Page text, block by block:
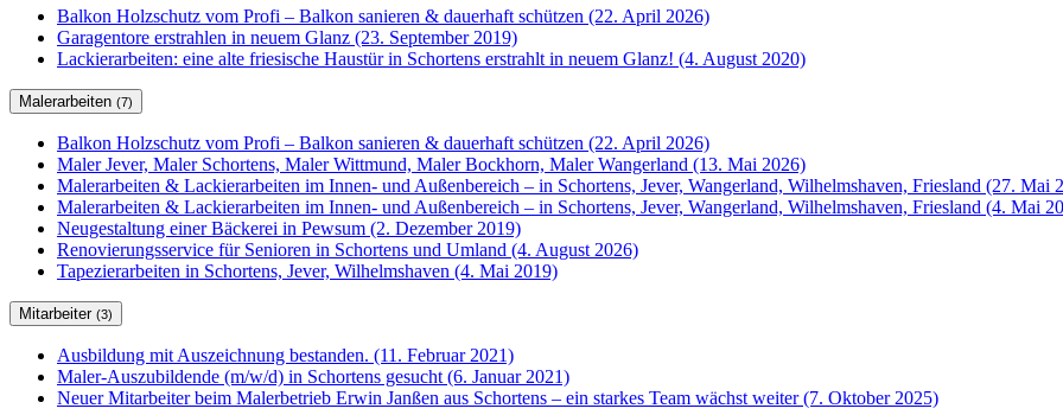
Balkon Holzschutz vom Profi – Balkon sanieren & dauerhaft schützen (22. April 2026)
Garagentore erstrahlen in neuem Glanz (23. September 2019)
Lackierarbeiten: eine alte friesische Haustür in Schortens erstrahlt in neuem Glanz! (4. August 2020)
Malerarbeiten (7)
Balkon Holzschutz vom Profi – Balkon sanieren & dauerhaft schützen (22. April 2026)
Maler Jever, Maler Schortens, Maler Wittmund, Maler Bockhorn, Maler Wangerland (13. Mai 2026)
Malerarbeiten & Lackierarbeiten im Innen- und Außenbereich – in Schortens, Jever, Wangerland, Wilhelmshaven, Friesland (27. Mai
Malerarbeiten & Lackierarbeiten im Innen- und Außenbereich – in Schortens, Jever, Wangerland, Wilhelmshaven, Friesland (4. Mai
Neugestaltung einer Bäckerei in Pewsum (2. Dezember 2019)
Renovierungsservice für Senioren in Schortens und Umland (4. August 2026)
Tapezierarbeiten in Schortens, Jever, Wilhelmshaven (4. Mai 2019)
Mitarbeiter (3)
Ausbildung mit Auszeichnung bestanden. (11. Februar 2021)
Maler-Auszubildende (m/w/d) in Schortens gesucht (6. Januar 2021)
Neuer Mitarbeiter beim Malerbetrieb Erwin Janßen aus Schortens – ein starkes Team wächst weiter (7. Oktober 2025)